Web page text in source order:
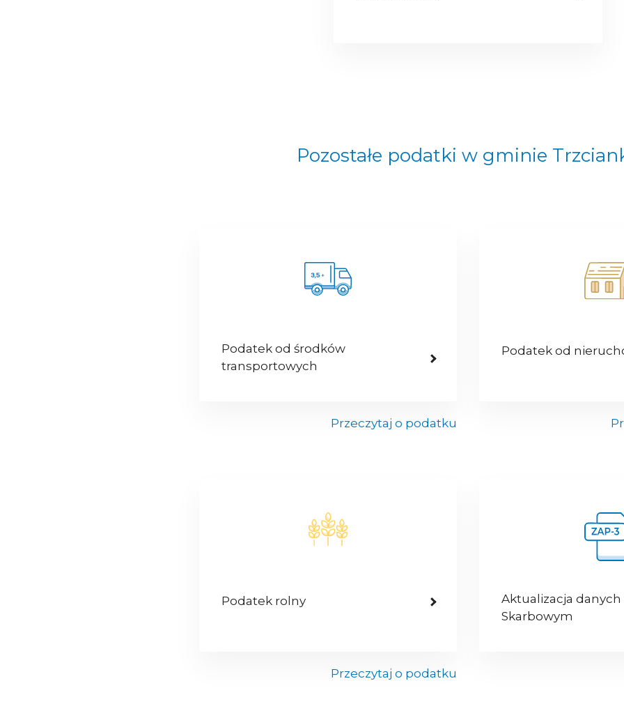
Pozostałe podatki w gminie
Podatek od środków
transportowych
Przeczytaj o podatku
Podatek od
Podatek rolny
Przeczytaj o podatku
Aktualizacja danych
Skarbowym